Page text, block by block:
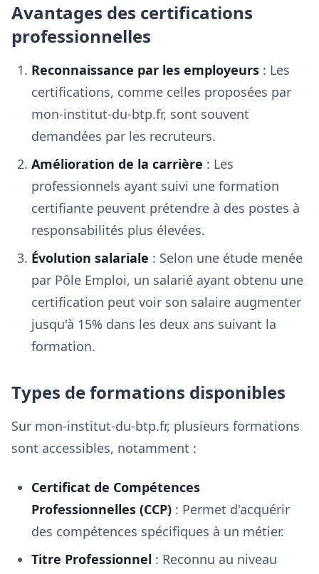
Avantages des certifications
professionnelles
Reconnaissance par les employeurs : Les
certifications, comme celles proposées par
mon-institut-du-btp.fr, sont souvent
demandées par les recruteurs.
Amélioration de la carrière : Les
professionnels ayant suivi une formation
certifiante peuvent prétendre à des postes à
responsabilités plus élevées.
Évolution salariale : Selon une étude menée
par Pôle Emploi, un salarié ayant obtenu une
certification peut voir son salaire augmenter
jusqu'à 15% dans les deux ans suivant la
formation.
Types de formations disponibles
Sur mon-institut-du-btp.fr, plusieurs formations
sont accessibles, notamment :
Certificat de Compétences
Professionnelles (CCP) : Permet d'acquérir
des compétences spécifiques à un métier.
Titre Professionnel : Reconnu au niveau